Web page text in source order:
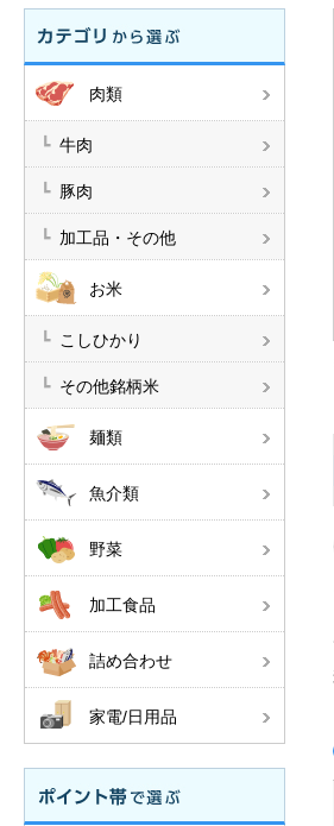
肉類
牛肉
豚肉
加工品・その他
お米
こしひかり
その他銘柄米
麺類
魚介類
野菜
加工食品
詰め合わせ
家電/日用品